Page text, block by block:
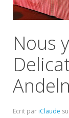
Nous
Ecrit par iClaude